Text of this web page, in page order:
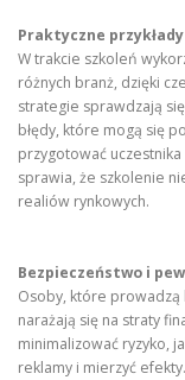
Praktyczne
W trakcie szkoleń
różnych branż, dzięki
strategie sprawdzają
błędy, które mogą się
przygotować
sprawia, że szkolenie
realiów rynkowych.
Bezpieczeństwo i
Osoby, które
narażają się na straty
minimalizować ryzyko,
reklamy i mierzyć